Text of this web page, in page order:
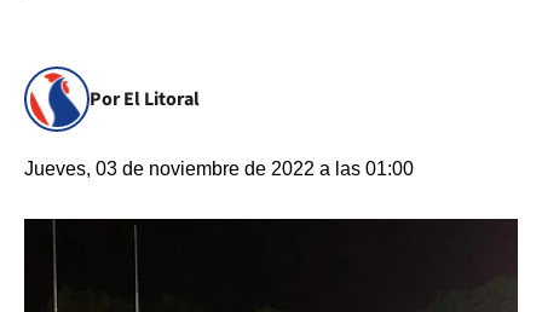
Por El Litoral
Jueves, 03 de noviembre de 2022 a las 01:00